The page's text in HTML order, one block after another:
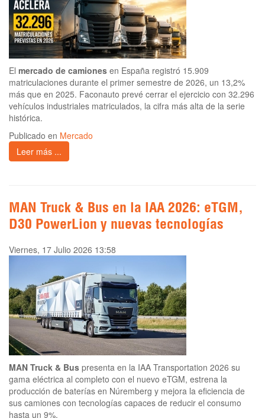
El mercado de camiones en España registró 15.909
matriculaciones durante el primer semestre de 2026, un 13,2%
más que en 2025. Faconauto prevé cerrar el ejercicio con 32.296
vehículos industriales matriculados, la cifra más alta de la serie
histórica.
Publicado en Mercado
Leer más ...
MAN Truck & Bus en la IAA 2026: eTGM,
D30 PowerLion y nuevas tecnologías
Viernes, 17 Julio 2026 13:58
MAN Truck & Bus presenta en la IAA Transportation 2026 su
gama eléctrica al completo con el nuevo eTGM, estrena la
producción de baterías en Núremberg y mejora la eficiencia de
sus camiones con tecnologías capaces de reducir el consumo
hasta un 9%.